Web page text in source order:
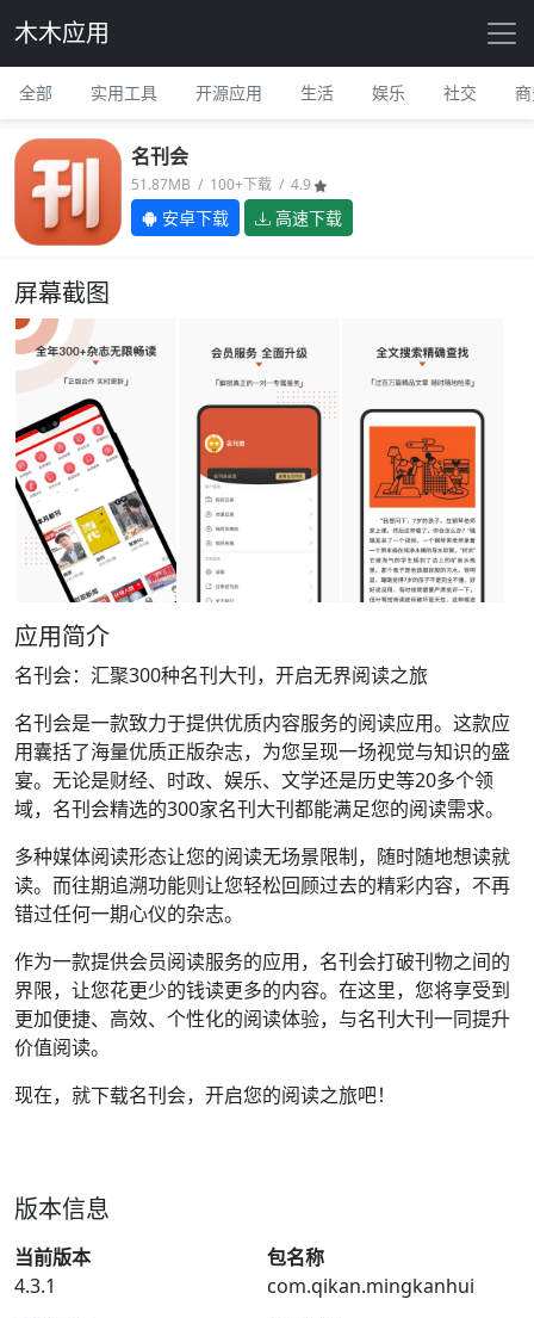
木木应用
全部 实用工具 开源应用 生活 娱乐 社交
名刊会
51.87MB / 100+下载 / 4.9
安卓下载 高速下载
屏幕截图
应用简介
名刊会：汇聚300种名刊大刊，开启无界阅读之旅
名刊会是一款致力于提供优质内容服务的阅读应用。这款应
用囊括了海量优质正版杂志，为您呈现一场视觉与知识的盛
宴。无论是财经、时政、娱乐、文学还是历史等20多个领
域，名刊会精选的300家名刊大刊都能满足您的阅读需求。
多种媒体阅读形态让您的阅读无场景限制，随时随地想读就
读。而往期追溯功能则让您轻松回顾过去的精彩内容，不再
错过任何一期心仪的杂志。
作为一款提供会员阅读服务的应用，名刊会打破刊物之间的
界限，让您花更少的钱读更多的内容。在这里，您将享受到
更加便捷、高效、个性化的阅读体验，与名刊大刊一同提升
价值阅读。
现在，就下载名刊会，开启您的阅读之旅吧！
版本信息
当前版本
4.3.1
包名称
com.qikan.mingkanhui